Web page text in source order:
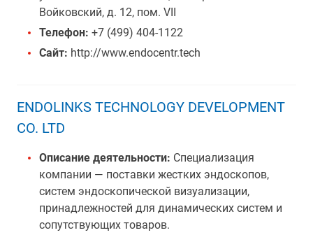
Войковский, д. 12, пом. VII
Телефон: +7 (499) 404-1122
Сайт: http://www.endocentr.tech
ENDOLINKS TECHNOLOGY DEVELOPMENT
CO. LTD
Описание деятельности: Специализация
компании — поставки жестких эндоскопов,
систем эндоскопической визуализации,
принадлежностей для динамических систем и
сопутствующих товаров.